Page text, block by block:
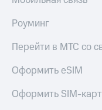
Роуминг
Перейти в МТС со
Оформить eSIM
Оформить SIM-